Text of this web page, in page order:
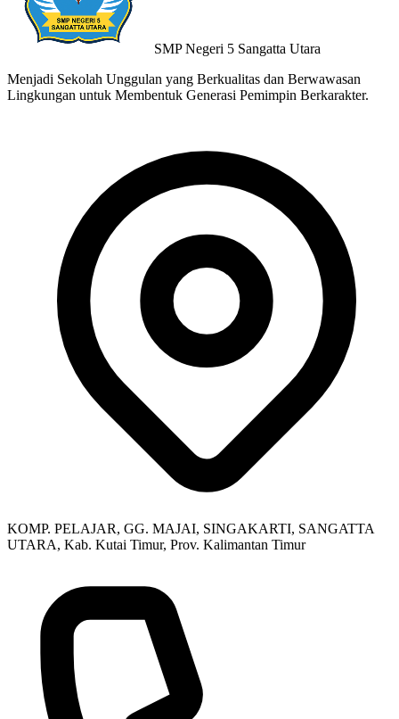
SMP Negeri 5 Sangatta Utara
Menjadi Sekolah Unggulan yang Berkualitas dan Berwawasan
Lingkungan untuk Membentuk Generasi Pemimpin Berkarakter.
KOMP. PELAJAR, GG. MAJAI, SINGAKARTI, SANGATTA
UTARA, Kab. Kutai Timur, Prov. Kalimantan Timur